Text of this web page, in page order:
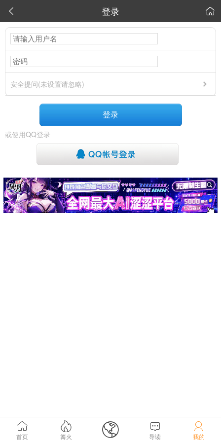
 登录 
安全提问(未设置请忽略)
登录
或使用QQ登录

首页

篝火  
导读

我的